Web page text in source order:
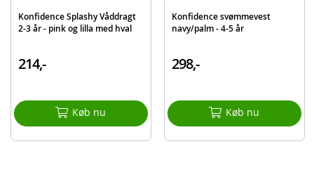
Konfidence Splashy Våddragt
2-3 år - pink og lilla med hval
214,-
Køb nu
Konfidence svømmevest
navy/palm - 4-5 år
298,-
Køb nu